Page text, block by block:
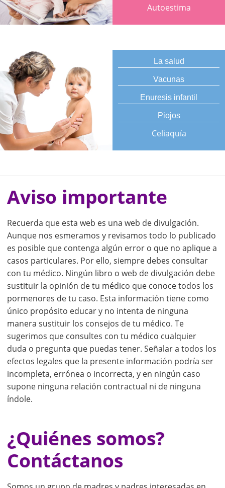
Autoestima
La salud
Vacunas
Enuresis infantil
Piojos
Celiaquía
Aviso importante
Recuerda que esta web es una web de divulgación.
Aunque nos esmeramos y revisamos todo lo publicado
es posible que contenga algún error o que no aplique a
casos particulares. Por ello, siempre debes consultar
con tu médico. Ningún libro o web de divulgación debe
sustituir la opinión de tu médico que conoce todos los
pormenores de tu caso. Esta información tiene como
único propósito educar y no intenta de ninguna
manera sustituir los consejos de tu médico. Te
sugerimos que consultes con tu médico cualquier
duda o pregunta que puedas tener. Señalar a todos los
efectos legales que la presente información podría ser
incompleta, errónea o incorrecta, y en ningún caso
supone ninguna relación contractual ni de ninguna
índole.
¿Quiénes somos?
Contáctanos